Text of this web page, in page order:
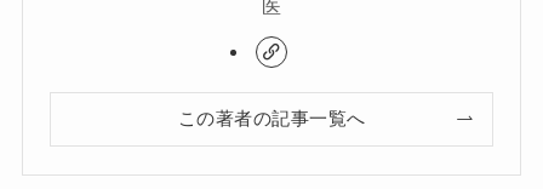
医
この著者の記事一覧へ